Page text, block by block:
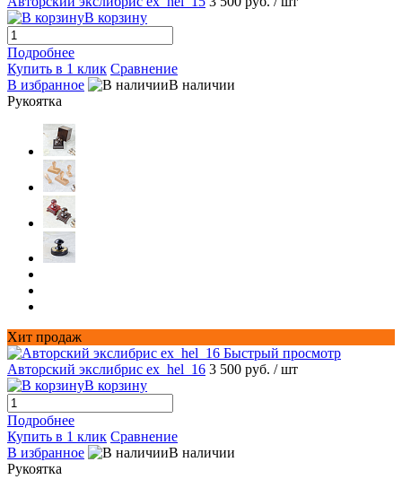
В корзину
Подробнее
Купить в 1 клик Сравнение
В избранное
В наличии
Рукоятка
Хит продаж
Быстрый просмотр
Авторский экслибрис ex_hel_16 3 500 руб. / шт
В корзину
Подробнее
Купить в 1 клик Сравнение
В избранное
В наличии
Рукоятка